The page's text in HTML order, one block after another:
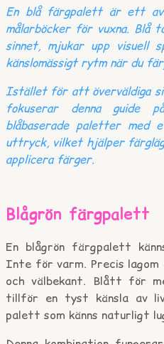
En blå färgpalett är ett av
målarböcker för vuxna.
sinnet, mjukar upp visuell
känslomässigt rytm när du
Istället för att överväldiga
fokuserar denna guide
blåbaserade paletter med
uttryck, vilket hjälper
applicera färger.
Blågrön färgpalett
En blågrön färgpalett
Inte för varm. Precis
och välbekant. Blått för
tillför en tyst känsla av
palett som känns naturligt